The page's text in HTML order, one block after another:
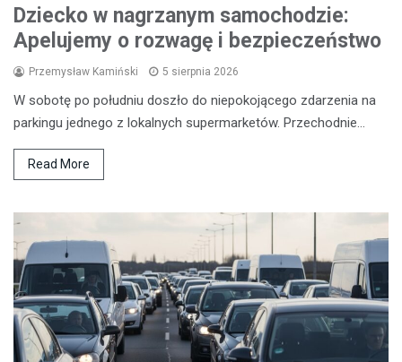
Dziecko w nagrzanym samochodzie:
Apelujemy o rozwagę i bezpieczeństwo
Przemysław Kamiński 5 sierpnia 2026
W sobotę po południu doszło do niepokojącego zdarzenia na
parkingu jednego z lokalnych supermarketów. Przechodnie…
Read More